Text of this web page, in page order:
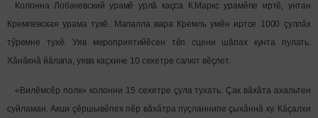
Колонна Лобачевский урамӗ урлă каçса К.Маркс урамӗпе иртӗ, унтан
Кремлевская урама тухӗ. Малалла вара Кремль умӗн иртсе 1000 çуллăх
тӳремне тухӗ. Уяв мероприятийӗсен тӗп сцени шăпах кунта пулать.
Хăнăхнă йăлапа, уява каçхине 10 сехетре салют вӗçлет.
«Вилӗмсӗр полк» колонни 15 сехетре çула тухать. Çак вăхăта ахальтен
суйламан. Акци çӗршывӗпех пӗр вăхăтра пуçланнипе çыхăннă ку. Кăçалхи